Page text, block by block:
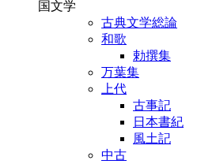
国文学
古典文学総論
和歌
勅撰集
万葉集
上代
古事記
日本書紀
風土記
中古